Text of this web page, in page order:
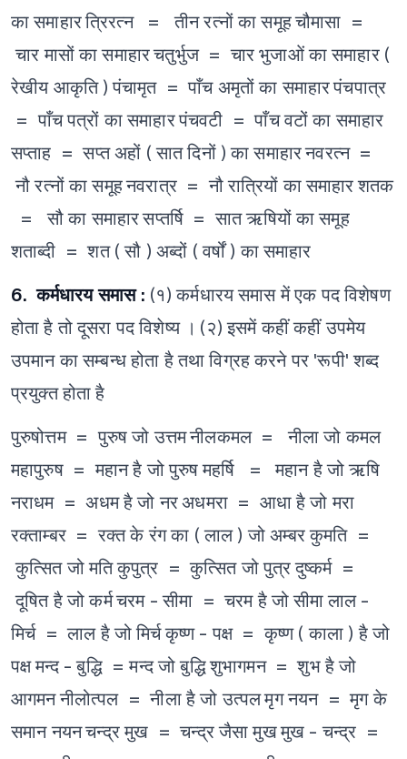
का समाहारत्रिरत्न = तीन रत्नों का समूहचौमासा =
चार मासों का समाहारचतुर्भुज = चार भुजाओं का समाहार (
रेखीय आकृति ) पंचामृत = पाँच अमृतों का समाहारपंचपात्र
= पाँच पत्रों का समाहारपंचवटी = पाँच वटों का समाहार
सप्ताह = सप्त अहों ( सात दिनों ) का समाहारनवरत्न =
नौ रत्नों का समूहनवरात्र = नौ रात्रियों का समाहार शतक
= सौ का समाहार सप्तर्षि = सात ऋषियों का समूह
शताब्दी = शत ( सौ ) अब्दों ( वर्षों ) का समाहार
6. कर्मधारय समास : (१) कर्मधारय समास में एक पद विशेषण
होता है तो दूसरा पद विशेष्य । (२) इसमें कहीं कहीं उपमेय
उपमान का सम्बन्ध होता है तथा विग्रह करने पर 'रूपी' शब्द
प्रयुक्त होता है
पुरुषोत्तम = पुरुष जो उत्तमनीलकमल = नीला जो कमल
महापुरुष = महान है जो पुरुष महर्षि = महान है जो ऋषि
नराधम = अधम है जो नरअधमरा = आधा है जो मरा
रक्ताम्बर = रक्त के रंग का ( लाल ) जो अम्बर कुमति =
कुत्सित जो मतिकुपुत्र = कुत्सित जो पुत्र दुष्कर्म =
दूषित है जो कर्मचरम - सीमा = चरम है जो सीमा लाल -
मिर्च = लाल है जो मिर्चकृष्ण - पक्ष = कृष्ण ( काला ) है जो
पक्षमन्द - बुद्धि = मन्द जो बुद्धिशुभागमन = शुभ है जो
आगमननीलोत्पल = नीला है जो उत्पलमृग नयन = मृग के
समान नयनचन्द्र मुख = चन्द्र जैसा मुखमुख - चन्द्र =